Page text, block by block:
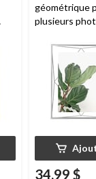
géométrique
plusieurs
chrome, 8 x
34,99 $